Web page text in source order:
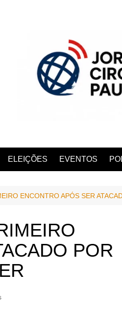
ELEIÇÕES EVENTOS
ENCONTRO APÓS SER
POR